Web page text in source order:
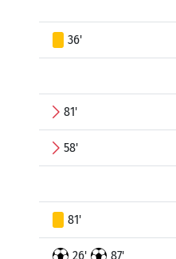
36'
81'
58'
81'
26' 87'